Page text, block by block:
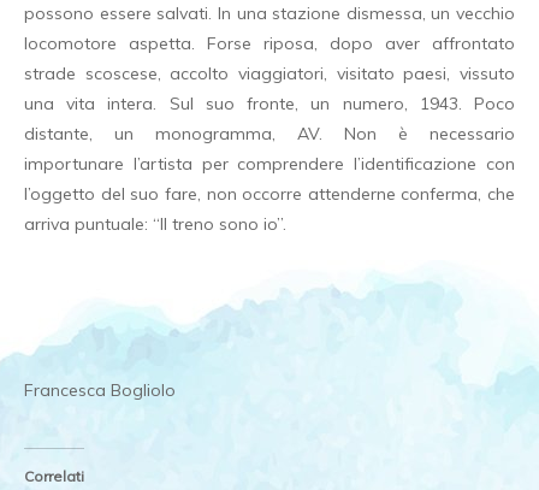
possono essere salvati. In una stazione dismessa, un vecchio
locomotore aspetta. Forse riposa, dopo aver affrontato
strade scoscese, accolto viaggiatori, visitato paesi, vissuto
una vita intera. Sul suo fronte, un numero, 1943. Poco
distante, un monogramma, AV. Non è necessario
importunare l’artista per comprendere l’identificazione con
l’oggetto del suo fare, non occorre attenderne conferma, che
arriva puntuale: “Il treno sono io”.
Francesca Bogliolo
Correlati